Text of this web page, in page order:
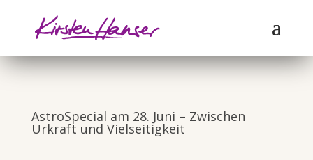
AstroSpecial am 28. Juni – Zwischen
Urkraft und Vielseitigkeit